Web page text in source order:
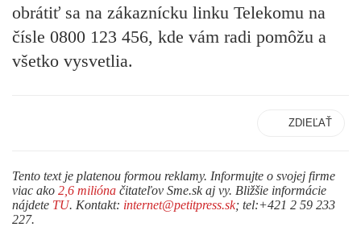
obrátiť sa na zákaznícku linku Telekomu na
čísle 0800 123 456, kde vám radi pomôžu a
všetko vysvetlia.
ZDIEĽAŤ
Tento text je platenou formou reklamy. Informujte o svojej firme
viac ako 2,6 milióna čitateľov Sme.sk aj vy. Bližšie informácie
nájdete TU. Kontakt: internet@petitpress.sk; tel:+421 2 59 233
227.